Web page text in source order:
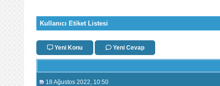
Kullanıcı Etiket Listesi
Yeni Konu Yeni Cevap
18 Ağustos 2022 , 10:50